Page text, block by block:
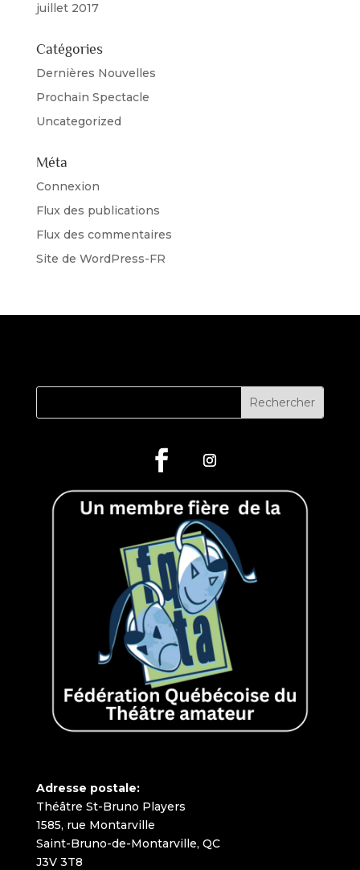
juillet 2017
Catégories
Dernières Nouvelles
Prochain Spectacle
Uncategorized
Méta
Connexion
Flux des publications
Flux des commentaires
Site de WordPress-FR
Adresse postale:
Théâtre St-Bruno Players
1585, rue Montarville
Saint-Bruno-de-Montarville, QC
J3V 3T8